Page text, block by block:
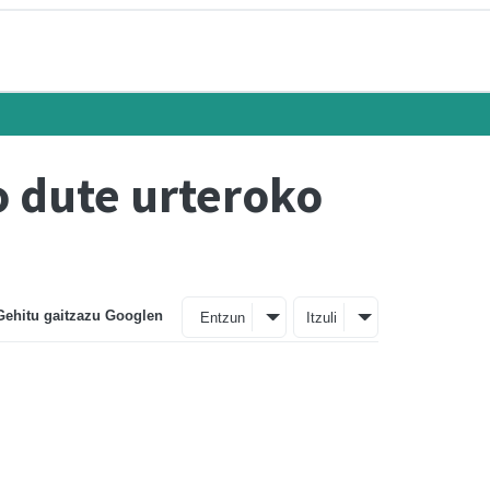
dute urteroko
gaitzazu Googlen Entzun Itzuli